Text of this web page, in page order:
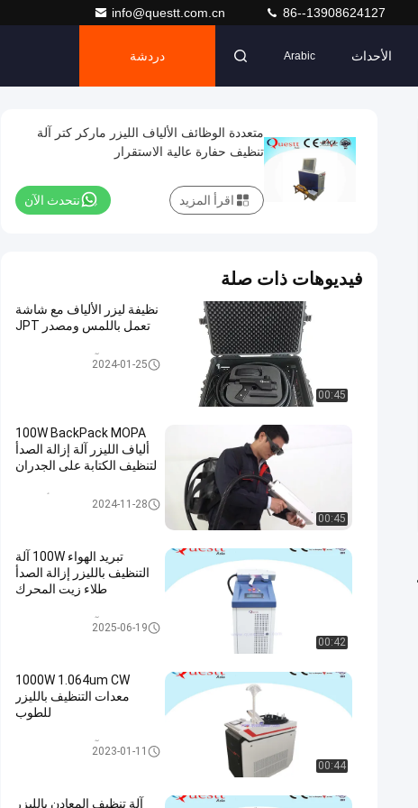
info@questt.com.cn 86--13908624127
الأحداث Arabic دردشة
متعددة الوظائف الألياف الليزر ماركر كتر آلة
تنظيف حفارة عالية الاستقرار
نتحدث الآن اقرأ المزيد
فيديوهات ذات صلة
00:45
نظيفة ليزر الألياف مع شاشة
تعمل باللمس ومصدر JPT
آلة التنظيف بالليزر2024-01-25
00:45
100W BackPack MOPA
ألياف الليزر آلة إزالة الصدأ
لتنظيف الكتابة على الجدران
2024-11-28
00:42
تبريد الهواء 100W آلة
التنظيف بالليزر إزالة الصدأ
طلاء زيت المحرك
آلة التنظيف بالليزر2025-06-19
00:44
1000W 1.064um CW
معدات التنظيف بالليزر
للطوب
آلة التنظيف بالليزر2023-01-11
آلة تنظيف المعادن بالليزر